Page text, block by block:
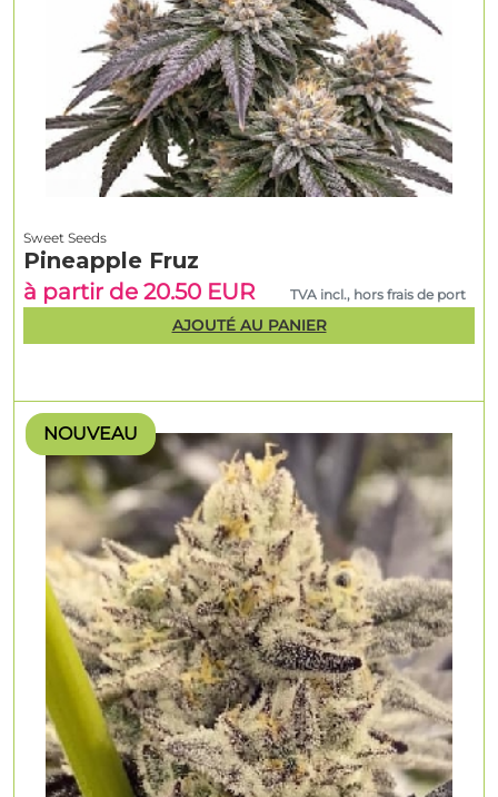
NOUVEAU
Sweet Seeds
Pineapple Fruz
à partir de 20.50 EUR
TVA incl., hors frais de port
AJOUTÉ AU PANIER